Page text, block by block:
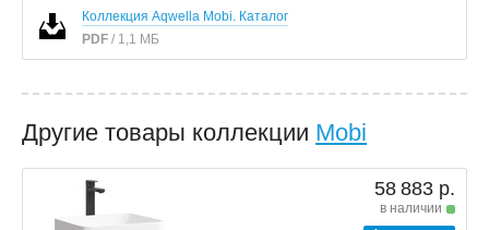
Коллекция Aqwella Mobi. Каталог
PDF / 1,1 МБ
Другие товары коллекции Mobi
58 883 р.
в наличии